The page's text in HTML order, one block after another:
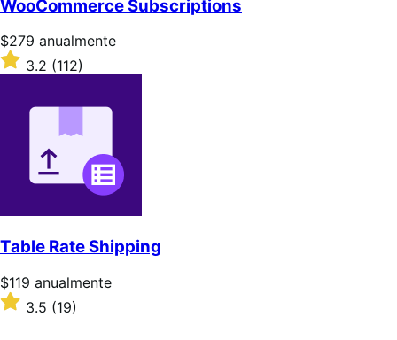
WooCommerce Subscriptions
Precio:
$279/anualmente
$279 anualmente
Valoración:
3.2
3.2 (112)
Table Rate Shipping
Precio:
$119/anualmente
$119 anualmente
Valoración:
3.5
3.5 (19)